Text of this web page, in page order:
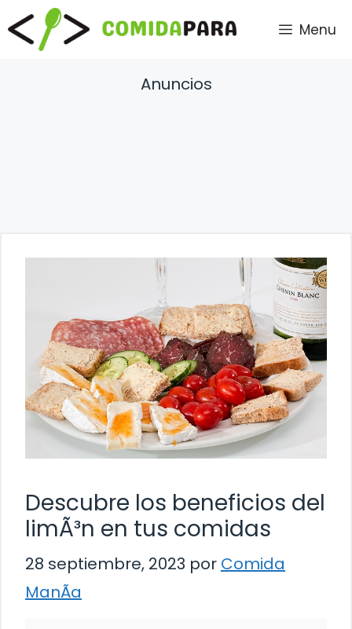
Saltar
al
contenido
Menu
Anuncios
Descubre los beneficios del
limÃ³n en tus comidas
28 septiembre, 2023 por Comida
ManÃ­a